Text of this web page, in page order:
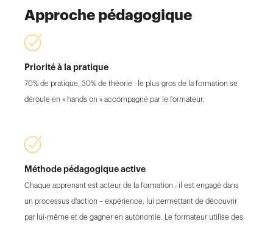
Approche pédagogique
Priorité à la pratique
70% de pratique, 30% de théorie : le plus gros de la formation se
déroule en « hands on » accompagné par le formateur.
Méthode pédagogique active
Chaque apprenant est acteur de la formation : il est engagé dans
un processus d’action – expérience, lui permettant de découvrir
par lui-même et de gagner en autonomie. Le formateur utilise des